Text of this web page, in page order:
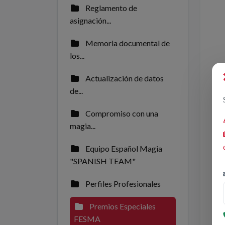
Reglamento de
asignación...
Memoria documental de
los...
Actualización de datos
de...
Compromiso con una
magia...
Equipo Español Magia
"SPANISH TEAM"
Perfiles Profesionales
Premios Especiales
FESMA